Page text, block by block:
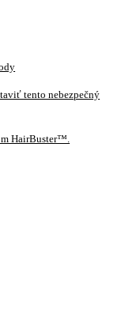
tento nebezpečný
HairBuster™.